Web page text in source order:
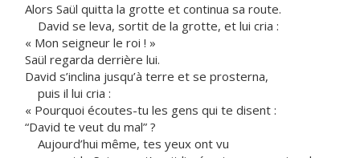
Alors Saül quitta la grotte et continua sa route.
David se leva, sortit de la grotte, et lui cria :
« Mon seigneur le roi ! »
Saül regarda derrière lui.
David s’inclina jusqu’à terre et se prosterna,
puis il lui cria :
« Pourquoi écoutes-tu les gens qui te disent :
“David te veut du mal” ?
Aujourd’hui même, tes yeux ont vu